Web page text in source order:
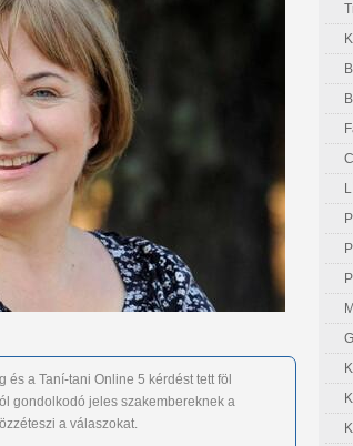
a Taní-tani Online 5 kérdést tett föl
gondolkodó jeles szakembereknek a
a válaszokat.